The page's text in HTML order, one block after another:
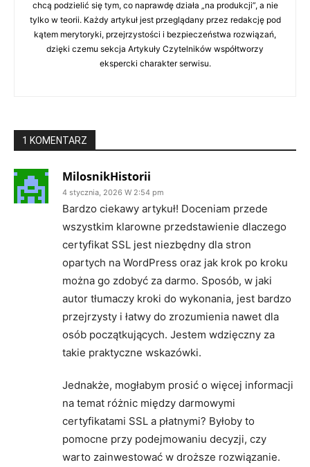
chcą podzielić się tym, co naprawdę działa „na produkcji”, a nie
tylko w teorii. Każdy artykuł jest przeglądany przez redakcję pod
kątem merytoryki, przejrzystości i bezpieczeństwa rozwiązań,
dzięki czemu sekcja Artykuły Czytelników współtworzy
ekspercki charakter serwisu.
1 KOMENTARZ
MilosnikHistorii
4 stycznia, 2026 W 2:54 pm
Bardzo ciekawy artykuł! Doceniam przede
wszystkim klarowne przedstawienie dlaczego
certyfikat SSL jest niezbędny dla stron
opartych na WordPress oraz jak krok po kroku
można go zdobyć za darmo. Sposób, w jaki
autor tłumaczy kroki do wykonania, jest bardzo
przejrzysty i łatwy do zrozumienia nawet dla
osób początkujących. Jestem wdzięczny za
takie praktyczne wskazówki.
Jednakże, mogłabym prosić o więcej informacji
na temat różnic między darmowymi
certyfikatami SSL a płatnymi? Byłoby to
pomocne przy podejmowaniu decyzji, czy
warto zainwestować w droższe rozwiązanie.